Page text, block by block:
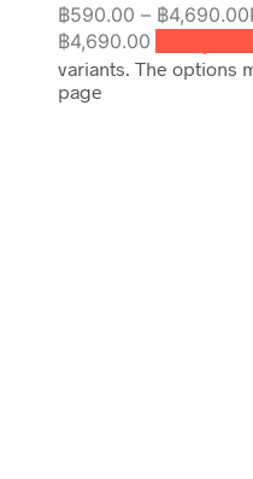
฿590.00 – ฿4,690.00
฿4,690.00
variants. The options
page